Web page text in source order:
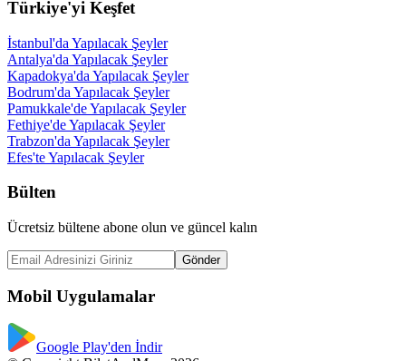
Türkiye'yi Keşfet
İstanbul'da Yapılacak Şeyler
Antalya'da Yapılacak Şeyler
Kapadokya'da Yapılacak Şeyler
Bodrum'da Yapılacak Şeyler
Pamukkale'de Yapılacak Şeyler
Fethiye'de Yapılacak Şeyler
Trabzon'da Yapılacak Şeyler
Efes'te Yapılacak Şeyler
Bülten
Ücretsiz bültene abone olun ve güncel kalın
Gönder
Mobil Uygulamalar
Google Play'den İndir